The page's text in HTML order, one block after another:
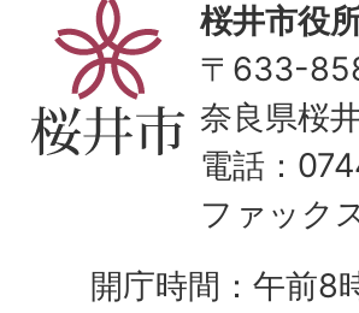
桜井市役
〒633-
奈良県桜
電話：
ファック
開庁時間：午前8